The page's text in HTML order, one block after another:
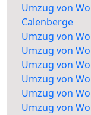
Umzug von
Calenberge
Umzug von
Umzug von
Umzug von
Umzug von
Umzug von
Umzug von